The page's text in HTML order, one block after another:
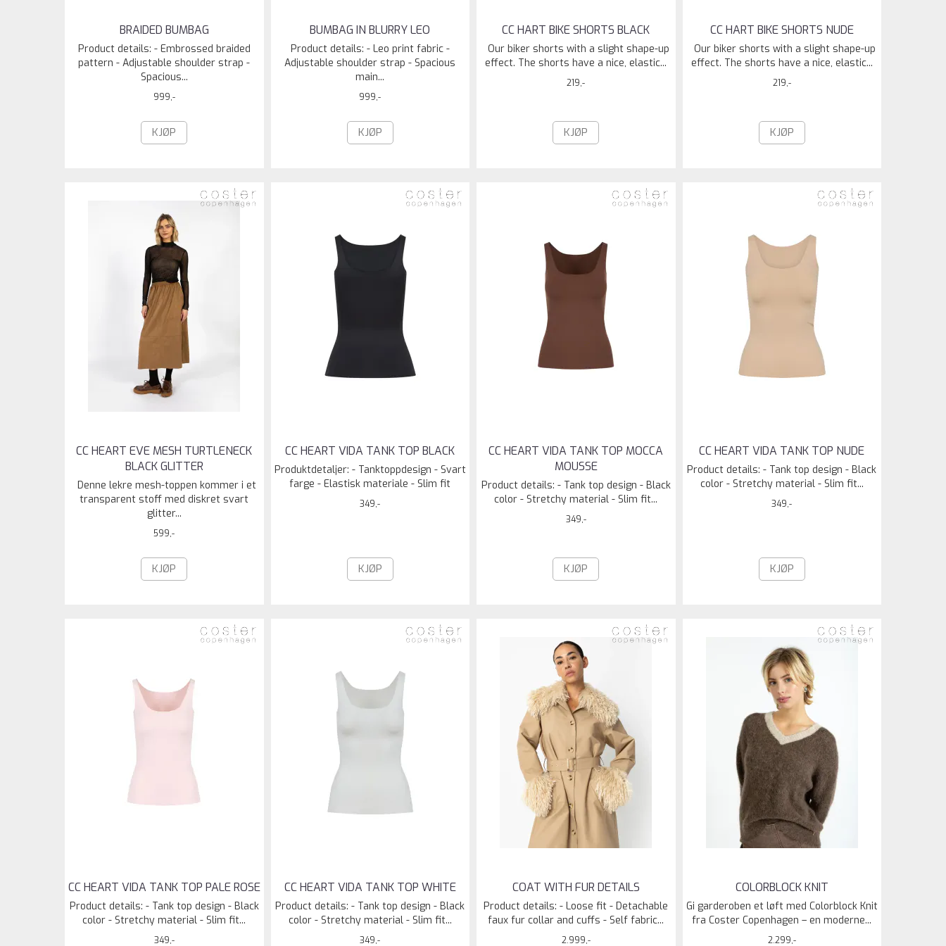
BRAIDED BUMBAG
Product details: - Embrossed braided
pattern - Adjustable shoulder strap -
Spacious...
999,-
KJØP
BUMBAG IN BLURRY LEO
Product details: - Leo print fabric -
Adjustable shoulder strap - Spacious
main...
999,-
KJØP
CC HART BIKE SHORTS BLACK
Our biker shorts with a slight shape-up
effect. The shorts have a nice, elastic...
219,-
KJØP
CC HART BIKE SHORTS NUDE
Our biker shorts with a slight shape-up
effect. The shorts have a nice, elastic...
219,-
KJØP
CC HEART EVE MESH TURTLENECK
BLACK GLITTER
Denne lekre mesh-toppen kommer i et
transparent stoff med diskret svart
glitter...
599,-
KJØP
CC HEART VIDA TANK TOP BLACK
Produktdetaljer: - Tanktoppdesign - Svart
farge - Elastisk materiale - Slim fit
349,-
KJØP
CC HEART VIDA TANK TOP MOCCA
MOUSSE
Product details: - Tank top design - Black
color - Stretchy material - Slim fit...
349,-
KJØP
CC HEART VIDA TANK TOP NUDE
Product details: - Tank top design - Black
color - Stretchy material - Slim fit...
349,-
KJØP
CC HEART VIDA TANK TOP PALE ROSE
Product details: - Tank top design - Black
color - Stretchy material - Slim fit...
349,-
CC HEART VIDA TANK TOP WHITE
Product details: - Tank top design - Black
color - Stretchy material - Slim fit...
349,-
COAT WITH FUR DETAILS
Product details: - Loose fit - Detachable
faux fur collar and cuffs - Self fabric...
2.999,-
COLORBLOCK KNIT
Gi garderoben et løft med Colorblock Knit
fra Coster Copenhagen – en moderne...
2.299,-